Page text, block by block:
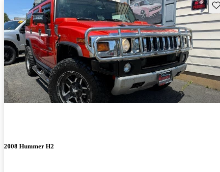
2008 Hummer H2